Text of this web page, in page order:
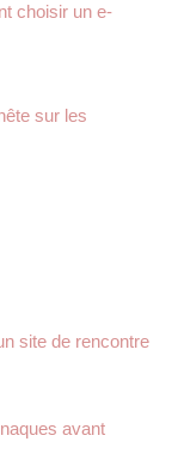
choisir un e-
sur les
site de rencontre
avant